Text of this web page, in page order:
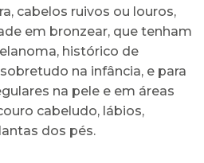
cabelos ruivos ou louros,
em bronzear, que tenham
histórico de
na infância, e para
na pele e em áreas
cabeludo, lábios,
dos pés.